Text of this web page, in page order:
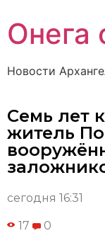
Онега
Новости
Семь лет
житель
сегодня 16:31
17 0